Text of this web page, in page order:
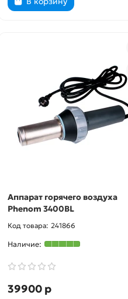
Аппарат горячего воздуха
Phenom 3400BL
241866
39900 р